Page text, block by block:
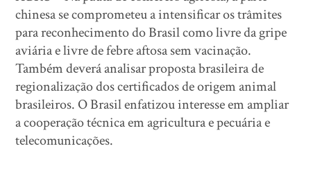
chinesa se comprometeu a intensificar os trâmites
para reconhecimento do Brasil como livre da gripe
aviária e livre de febre aftosa sem vacinação.
Também deverá analisar proposta brasileira de
regionalização dos certificados de origem animal
brasileiros. O Brasil enfatizou interesse em ampliar
a cooperação técnica em agricultura e pecuária e
telecomunicações.